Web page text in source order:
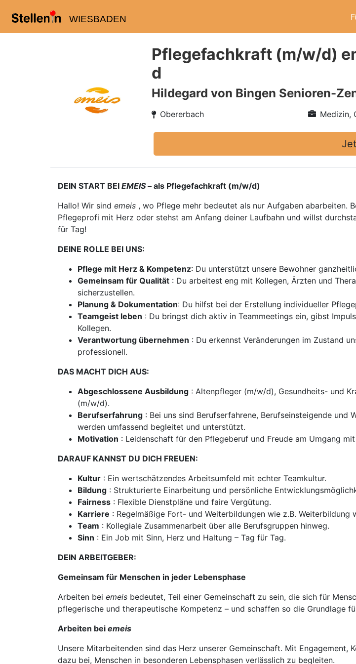
WIESBADEN
Pflegefachkraft (m/w/d)
d
Hildegard von Bingen Senioren-
Obererbach Medizin,
DEIN START BEI EMEIS– als Pflegefachkraft (m/w/d)
Hallo! Wir sind emeis , wo Pflege mehr bedeutet als nur Aufgaben abarbeiten.
Pflegeprofi mit Herz oder stehst am Anfang deiner Laufbahn und willst
für Tag!
DEINE ROLLE BEI UNS:
Pflege mit Herz & Kompetenz: Du unterstützt unsere Bewohner
Gemeinsam für Qualität : Du arbeitest eng mit Kollegen, Ärzten und
sicherzustellen.
Planung & Dokumentation: Du hilfst bei der Erstellung individueller
Teamgeist leben : Du bringst dich aktiv in Teammeetings ein, gibst
Kollegen.
Verantwortung übernehmen : Du erkennst Veränderungen im Zustand
professionell.
DAS MACHT DICH AUS:
Abgeschlossene Ausbildung : Altenpfleger (m/w/d), Gesundheits- und
(m/w/d).
Berufserfahrung : Bei uns sind Berufserfahrene, Berufseinsteigende
werden umfassend begleitet und unterstützt.
Motivation : Leidenschaft für den Pflegeberuf und Freude am Umgang
DARAUF KANNST DU DICH FREUEN:
Kultur : Ein wertschätzendes Arbeitsumfeld mit echter Teamkultur.
Bildung : Strukturierte Einarbeitung und persönliche
Fairness : Flexible Dienstpläne und faire Vergütung.
Karriere : Regelmäßige Fort- und Weiterbildungen wie z.B. Weiterbildung
Team : Kollegiale Zusammenarbeit über alle Berufsgruppen hinweg.
Sinn : Ein Job mit Sinn, Herz und Haltung – Tag für Tag.
DEIN ARBEITGEBER:
Gemeinsam für Menschen in jeder Lebensphase
Arbeiten bei emeis bedeutet, Teil einer Gemeinschaft zu sein, die sich für
pflegerische und therapeutische Kompetenz – und schaffen so die Grundlage
Arbeiten bei emeis
Unsere Mitarbeitenden sind das Herz unserer Gemeinschaft. Mit
dazu bei, Menschen in besonderen Lebensphasen verlässlich zu begleiten.